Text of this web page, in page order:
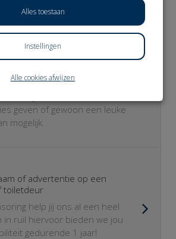
KIES EEN BEDRAG
kunnen we op een
geven of gewoon een leuke
mogelijk.
of advertentie op een
toiletdeur
help jij ons al een heel
in ruil hiervoor bieden we jou
gedurende 1 jaar!
Alles toestaan
Instellingen
Alle cookies afwijzen